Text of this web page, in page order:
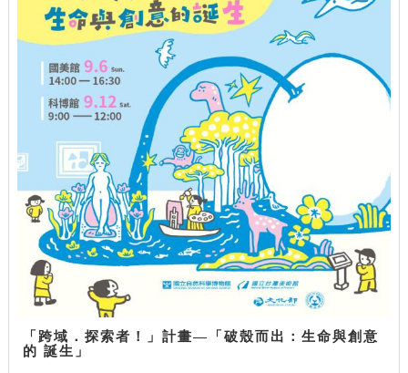
「跨域．探索者！」計畫—「破殼而出：生命與創意
的 誕生」